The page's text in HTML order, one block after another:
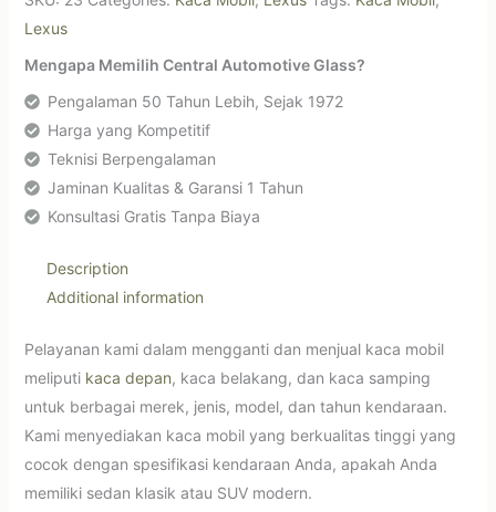
Lexus
Mengapa Memilih Central Automotive Glass?
Pengalaman 50 Tahun Lebih, Sejak 1972
Harga yang Kompetitif
Teknisi Berpengalaman
Jaminan Kualitas & Garansi 1 Tahun
Konsultasi Gratis Tanpa Biaya
Description
Additional information
Pelayanan kami dalam mengganti dan menjual kaca mobil
meliputi kaca depan, kaca belakang, dan kaca samping
untuk berbagai merek, jenis, model, dan tahun kendaraan.
Kami menyediakan kaca mobil yang berkualitas tinggi yang
cocok dengan spesifikasi kendaraan Anda, apakah Anda
memiliki sedan klasik atau SUV modern.